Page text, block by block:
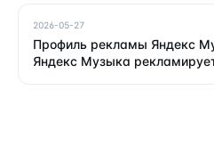
2026-05-27
Профиль рекламы Яндекс
Яндекс Музыка